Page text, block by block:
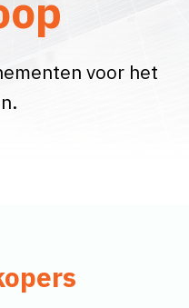
voor het